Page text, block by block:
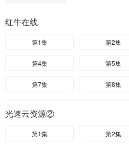
红牛在线
第1集 第2集
第4集 第5集
第7集 第8集
光速云资源②
第1集 第2集